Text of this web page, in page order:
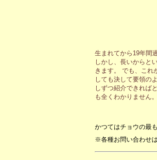
生まれてから19年間
しかし、長いからと
きます。 でも、これ
しても決して要領の
しずつ紹介できれば
も全くわかりません。
かつてはチョウの最
※各種お問い合わせは